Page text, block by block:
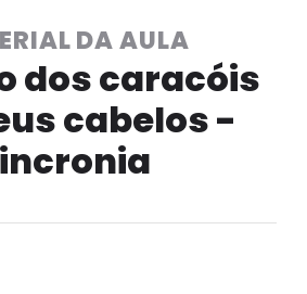
DA AULA
dos caracóis
cabelos -